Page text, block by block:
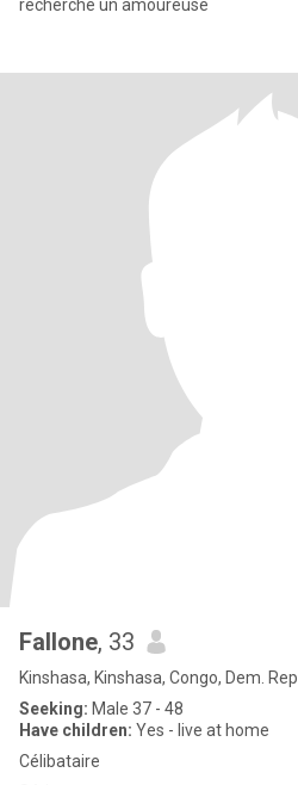
recherche un amoureuse
Fallone, 33
Kinshasa, Kinshasa, Congo, Dem. Rep
Seeking: Male 37 - 48
Have children: Yes - live at home
Célibataire